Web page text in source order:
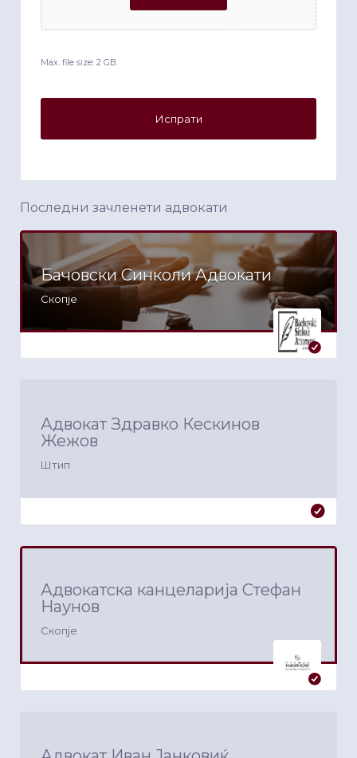
Max. file size: 2 GB.
Последни зачленети адвокати
Бачовски Синколи Адвокати
Скопје
Адвокат Здравко Кескинов
Жежов
Штип
Адвокатска канцеларија Стефан
Наунов
Скопје